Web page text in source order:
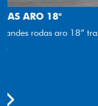
FAROL FULL LED
Tecnologia dos faróis
melhor luminosidade,